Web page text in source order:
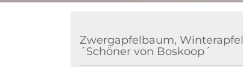
Zwergapfelbaum, Winterapfel
´Schöner von Boskoop´